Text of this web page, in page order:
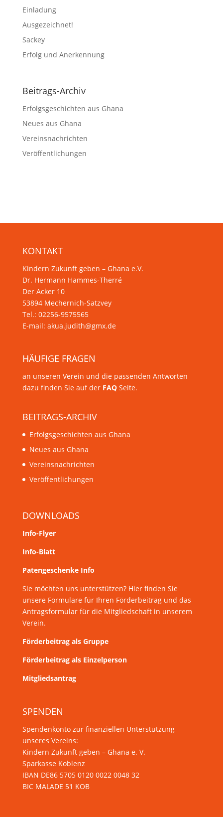
Einladung
Ausgezeichnet!
Sackey
Erfolg und Anerkennung
Beitrags-Archiv
Erfolgsgeschichten aus Ghana
Neues aus Ghana
Vereinsnachrichten
Veröffentlichungen
KONTAKT
Kindern Zukunft geben – Ghana e.V.
Dr. Hermann Hammes-Therré
Der Acker 10
53894 Mechernich-Satzvey
Tel.: 02256-9575565
E-mail: akua.judith@gmx.de
HÄUFIGE FRAGEN
an unseren Verein und die passenden Antworten
dazu finden Sie auf der FAQSeite.
BEITRAGS-ARCHIV
Erfolgsgeschichten aus Ghana
Neues aus Ghana
Vereinsnachrichten
Veröffentlichungen
DOWNLOADS
Info-Flyer
Info-Blatt
Patengeschenke Info
Sie möchten uns unterstützen? Hier finden Sie
unsere Formulare für Ihren Förderbeitrag und das
Antragsformular für die Mitgliedschaft in unserem
Verein.
Förderbeitrag als Gruppe
Förderbeitrag als Einzelperson
Mitgliedsantrag
SPENDEN
Spendenkonto zur finanziellen Unterstützung
unseres Vereins:
Kindern Zukunft geben – Ghana e. V.
Sparkasse Koblenz
IBAN DE86 5705 0120 0022 0048 32
BIC MALADE 51 KOB